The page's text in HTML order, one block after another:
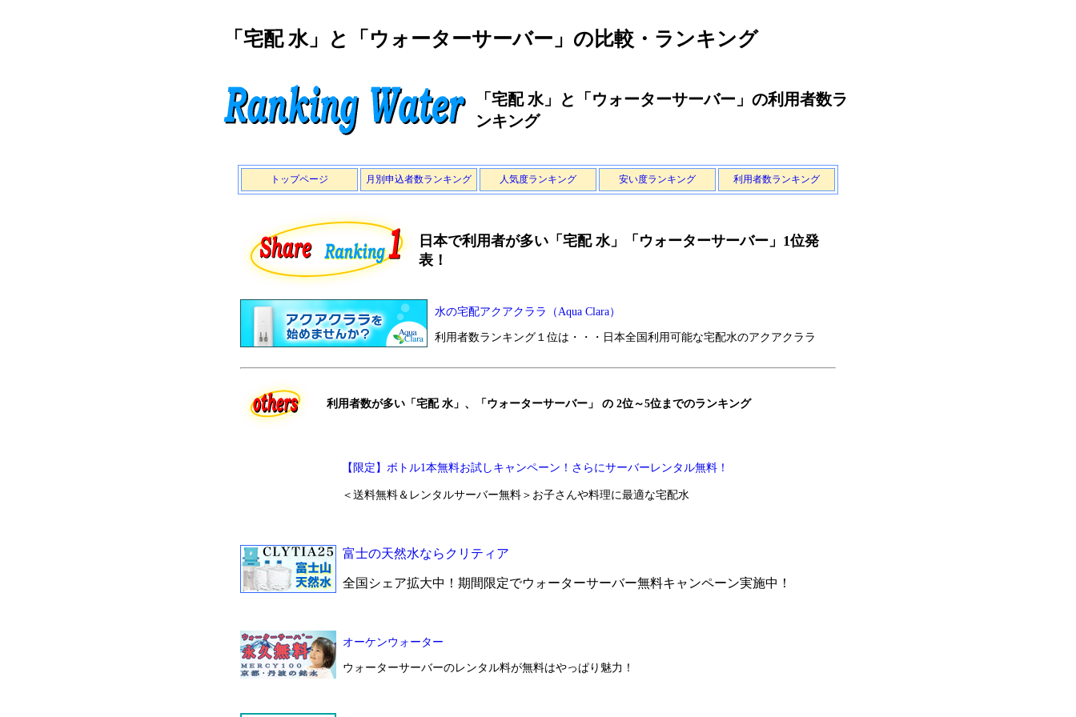
「宅配 水」と「ウォーターサーバー」の比較・ランキング
「宅配 水」と「ウォーターサーバー」の利用者数ラ
ンキング
トップページ 月別申込者数ランキング 人気度ランキング 安い度ランキング 利用者数ランキング
日本で利用者が多い「宅配 水」「ウォーターサーバー」1位発
表！
水の宅配アクアクララ（Aqua Clara）
利用者数ランキング１位は・・・日本全国利用可能な宅配水のアクアクララ
利用者数が多い「宅配 水」、「ウォーターサーバー」 の 2位～5位までのランキング
【限定】ボトル1本無料お試しキャンペーン！さらにサーバーレンタル無料！
＜送料無料＆レンタルサーバー無料＞お子さんや料理に最適な宅配水
富士の天然水ならクリティア
全国シェア拡大中！期間限定でウォーターサーバー無料キャンペーン実施中！
オーケンウォーター
ウォーターサーバーのレンタル料が無料はやっぱり魅力！